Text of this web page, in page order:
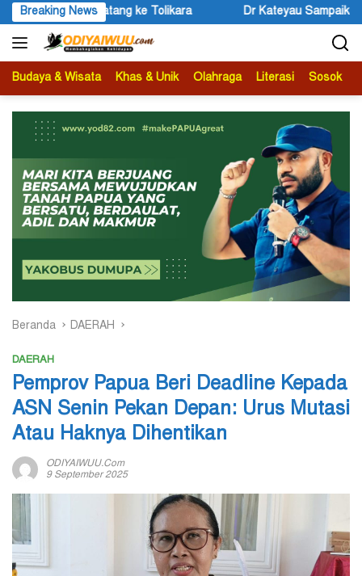
Langsung
ke
konten
Breaking News
Dr Kateyau Sampaikan Pesan Bupati John Rettob Jelang
Budaya & Wisata Khas & Unik Olahraga Literasi Sosok
Beranda DAERAH
DAERAH
Pemprov Papua Beri Deadline Kepada
ASN Senin Pekan Depan: Urus Mutasi
Atau Haknya Dihentikan
ODIYAIWUU.com
9 September 2025